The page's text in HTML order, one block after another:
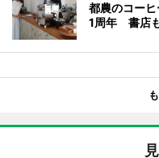
都農のコー
1周年 書店